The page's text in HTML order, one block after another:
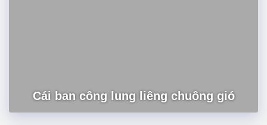
Cái ban công lung liêng chuông gió